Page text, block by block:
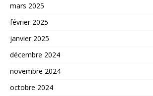
mars 2025
février 2025
janvier 2025
décembre 2024
novembre 2024
octobre 2024